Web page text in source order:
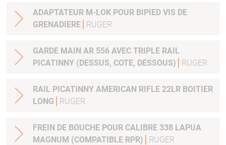
ADAPTATEUR M-LOK POUR BIPIED VIS DE
GRENADIERE
RUGER
GARDE MAIN AR 556 AVEC TRIPLE RAIL
PICATINNY (DESSUS, COTE, DESSOUS)
RUGER
RAIL PICATINNY AMERICAN RIFLE 22LR BOITIER
LONG
RUGER
FREIN DE BOUCHE POUR CALIBRE 338 LAPUA
MAGNUM (COMPATIBLE RPR)
RUGER